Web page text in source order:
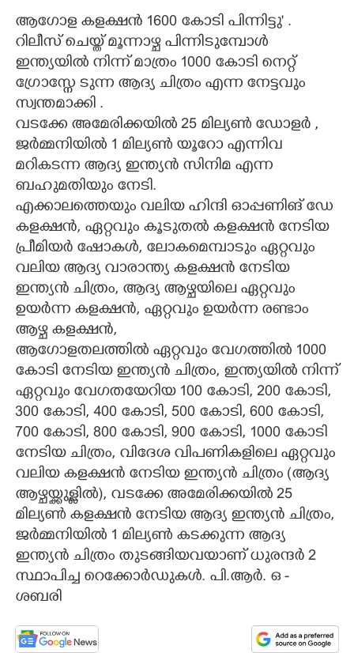
ആഗോള കളക്ഷൻ 1600 കോടി പിന്നിട്ടു" .
റിലീസ് ചെയ്ത് മൂന്നാഴ്ച പിന്നിടുമ്പോൾ
ഇന്ത്യയിൽ നിന്ന് മാത്രം 1000 കോടി നെറ്റ്
ഗ്രോസ്നേ ടുന്ന ആദ്യ ചിത്രം എന്ന നേട്ടവും
സ്വന്തമാക്കി .
വടക്കേ അമേരിക്കയിൽ 25 മില്യൺ ഡോളർ ,
ജർമ്മനിയിൽ 1 മില്യൺ യൂറോ എന്നിവ
മറികടന്ന ആദ്യ ഇന്ത്യൻ സിനിമ എന്ന
ബഹുമതിയും നേടി.
എക്കാലത്തെയും വലിയ ഹിന്ദി ഓപ്പണിങ് ഡേ
കളക്ഷൻ, ഏറ്റവും കൂടുതൽ കളക്ഷൻ നേടിയ
പ്രീമിയർ ഷോകൾ, ലോകമെമ്പാടും ഏറ്റവും
വലിയ ആദ്യ വാരാന്ത്യ കളക്ഷൻ നേടിയ
ഇന്ത്യൻ ചിത്രം, ആദ്യ ആഴ്ചയിലെ ഏറ്റവും
ഉയർന്ന കളക്ഷൻ, ഏറ്റവും ഉയർന്ന രണ്ടാം
ആഴ്ച കളക്ഷൻ,
ആഗോളതലത്തിൽ ഏറ്റവും വേഗത്തിൽ 1000
കോടി നേടിയ ഇന്ത്യൻ ചിത്രം, ഇന്ത്യയിൽ നിന്ന്
ഏറ്റവും വേഗതയേറിയ 100 കോടി, 200 കോടി,
300 കോടി, 400 കോടി, 500 കോടി, 600 കോടി,
700 കോടി, 800 കോടി, 900 കോടി, 1000 കോടി
നേടിയ ചിത്രം, വിദേശ വിപണികളിലെ ഏറ്റവും
വലിയ കളക്ഷൻ നേടിയ ഇന്ത്യൻ ചിത്രം (ആദ്യ
ആഴ്ചയ്ക്കുള്ളിൽ), വടക്കേ അമേരിക്കയിൽ 25
മില്യൺ കളക്ഷൻ നേടിയ ആദ്യ ഇന്ത്യൻ ചിത്രം,
ജർമ്മനിയിൽ 1 മില്യൺ കടക്കുന്ന ആദ്യ
ഇന്ത്യൻ ചിത്രം തുടങ്ങിയവയാണ് ധുരന്ദർ 2
സ്ഥാപിച്ച റെക്കോർഡുകൾ. പി.ആർ. ഒ -
ശബരി